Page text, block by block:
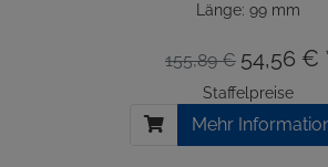
Länge: 99 mm
155,89 € 54,56 €
Staffelpreise
Mehr